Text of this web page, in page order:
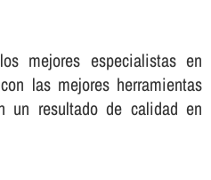
mejores especialistas en
las mejores herramientas
un resultado de calidad en